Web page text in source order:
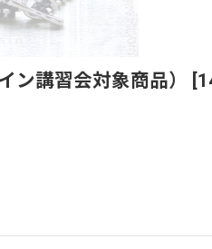
ン講習会対象商品） [